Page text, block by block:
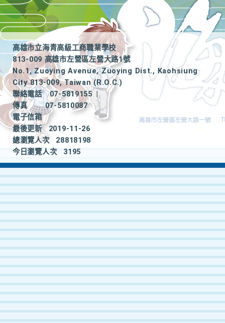
高雄市立海青高級工商職業學校
813-009 高雄市左營區左營大路1號
No.1, Zuoying Avenue, Zuoying Dist., Kaohsiung
City 813-009, Taiwan (R.O.C.)
聯絡電話
07-5819155
|
傳真
07-5810087
電子信箱
最後更新
2019-11-26
總瀏覽人次
28818198
今日瀏覽人次
3195